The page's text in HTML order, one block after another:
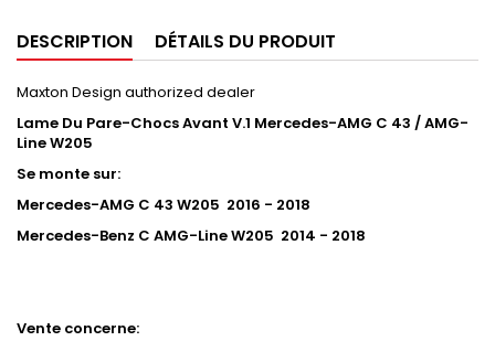
DESCRIPTION DÉTAILS DU PRODUIT
Maxton Design authorized dealer
Lame Du Pare-Chocs Avant V.1 Mercedes-AMG C 43 / AMG-
Line W205
Se monte sur:
Mercedes-AMG C 43 W205 2016 - 2018
Mercedes-Benz C AMG-Line W205 2014 - 2018
Vente concerne: